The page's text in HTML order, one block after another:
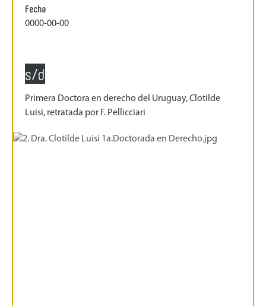
Fecha
0000-00-00
s/d
Primera Doctora en derecho del Uruguay, Clotilde
Luisi, retratada por F. Pellicciari